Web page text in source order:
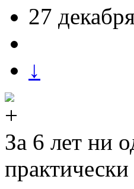
27
↓
За 6 лет ни